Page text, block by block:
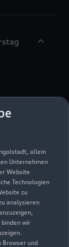
allein
Unternehmen
Website
Technologien
zu
analysieren
wir
Browser und
erreichen
933 0